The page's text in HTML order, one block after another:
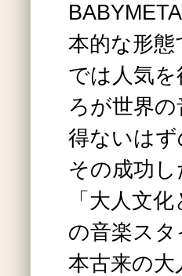
本的な形態
では人気
ろが世界
得ないは
その成功
「大人文
の音楽ス
本古来の大